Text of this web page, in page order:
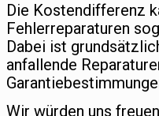
Die Kostendifferenz
Fehlerreparaturen
Dabei ist
anfallende
Wir würden uns